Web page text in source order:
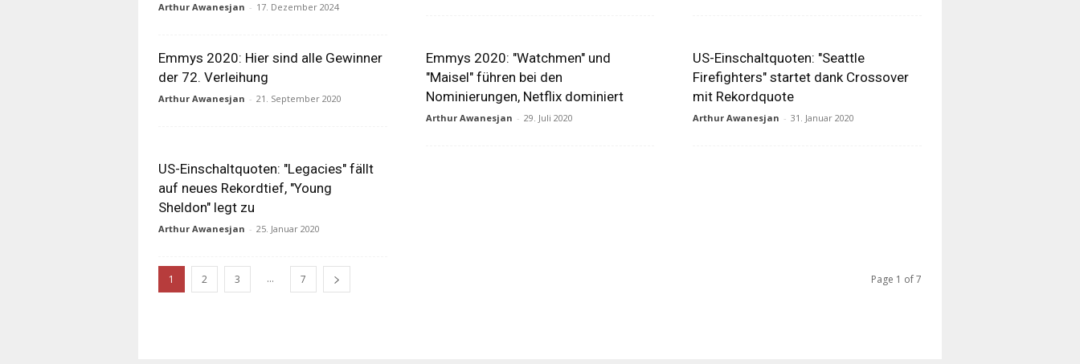
Arthur Awanesjan - 17. Dezember 2024
Emmys 2020: Hier sind alle Gewinner
der 72. Verleihung
Arthur Awanesjan - 21. September 2020
Emmys 2020: "Watchmen" und
"Maisel" führen bei den
Nominierungen, Netflix dominiert
Arthur Awanesjan - 29. Juli 2020
US-Einschaltquoten: "Seattle
Firefighters" startet dank Crossover
mit Rekordquote
Arthur Awanesjan - 31. Januar 2020
US-Einschaltquoten: "Legacies" fällt
auf neues Rekordtief, "Young
Sheldon" legt zu
Arthur Awanesjan - 25. Januar 2020
1 2 3 ... 7 Page 1 of 7